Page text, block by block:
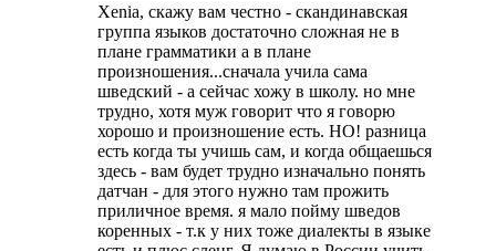
Xenia, скажу вам честно - скандинавская
группа языков достаточно сложная не в
плане грамматики а в плане
произношения...сначала учила сама
шведский - а сейчас хожу в школу. но мне
трудно, хотя муж говорит что я говорю
хорошо и произношение есть. НО! разница
есть когда ты учишь сам, и когда общаешься
здесь - вам будет трудно изначально понять
датчан - для этого нужно там прожить
приличное время. я мало пойму шведов
коренных - т.к у них тоже диалекты в языке